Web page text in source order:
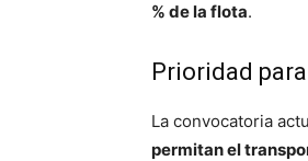
% de la flota.
Prioridad
La convocatoria
permitan el